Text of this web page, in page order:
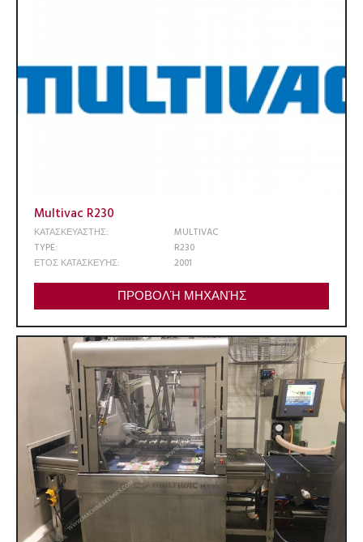
Multivac R230
ΚΑΤΑΣΚΕΥΑΣΤΗΣ:
MULTIVAC
TYPE:
R230
ΕΤΟΣ ΚΑΤΑΣΚΕΥΉΣ:
2001
ΠΡΟΒΟΛΉ ΜΗΧΑΝΉΣ